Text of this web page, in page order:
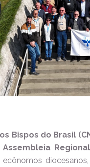
Bispos do Brasil
Assembleia